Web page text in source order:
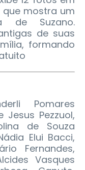
mostra um
de Suzano.
de suas
formando
Pomares
Jesus Pezzuol,
de Souza
Elui Bacci,
Fernandes,
Vasques